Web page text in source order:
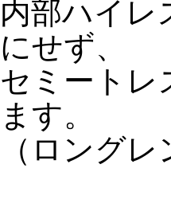
内部ハイレ
にせず、
セミートレ
ます。
（ロング